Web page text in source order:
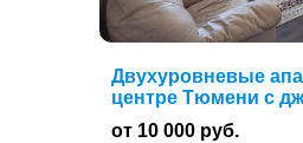
Двухуровневые
центре Тюмени с
от 10 000 руб.